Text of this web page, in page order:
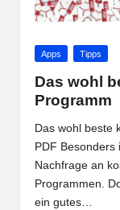
Posted
Apps Tipps
Das wohl
Programm
Das wohl beste
PDF
Nachfrage an
Programmen.
ein gutes…